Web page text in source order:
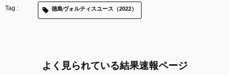
徳島ヴォルティスユース（2022）
よく見られている結果速報ページ